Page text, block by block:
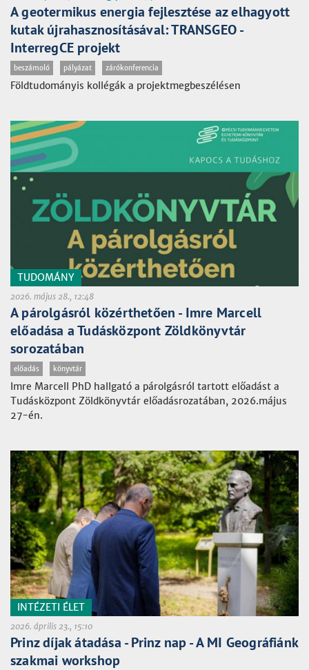
A geotermikus energia fejlesztése az elhagyott
kutak újrahasznosításával: TRANSGEO -
InterregCE projekt
beszámoló pályázat zárókonferencia
Földtudományis kollégák a projektmegbeszélésen
TUDOMÁNY
2026. május 28., 12:48
A párolgásról közérthetően - Imre Marcell
előadása a Tudásközpont Zöldkönyvtár
sorozatában
előadás könyvtár
Imre Marcell PhD hallgató a párolgásról tartott előadást a
Tudásközpont Zöldkönyvtár előadásrozatában, 2026.május
27-én.
INTÉZETI ÉLET
2026. április 23., 15:10
Prinz díjak átadása - Prinz nap - A MI Geográfiánk
szakmai workshop